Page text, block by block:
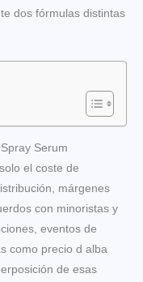
dos fórmulas distintas
Serum
el coste de
márgenes
con minoristas y
eventos de
como precio d alba
de esas